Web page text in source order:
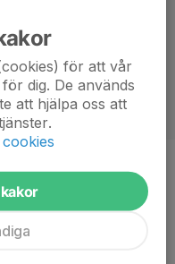
för att vår
dig. De används
att hjälpa oss att